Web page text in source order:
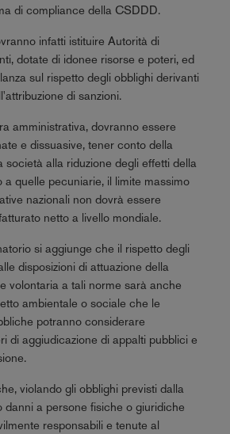
di compliance della CSDDD.
infatti istituire Autorità di
dotate di idonee risorse e poteri, ed
sul rispetto degli obblighi derivanti
di sanzioni.
amministrativa, dovranno essere
e dissuasive, tener conto della
società alla riduzione degli effetti della
a quelle pecuniarie, il limite massimo
nazionali non dovrà essere
netto a livello mondiale.
si aggiunge che il rispetto degli
disposizioni di attuazione della
volontaria a tali norme sarà anche
ambientale o sociale che le
potranno considerare
di aggiudicazione di appalti pubblici e
violando gli obblighi previsti dalla
danni a persone fisiche o giuridiche
responsabili e tenute al